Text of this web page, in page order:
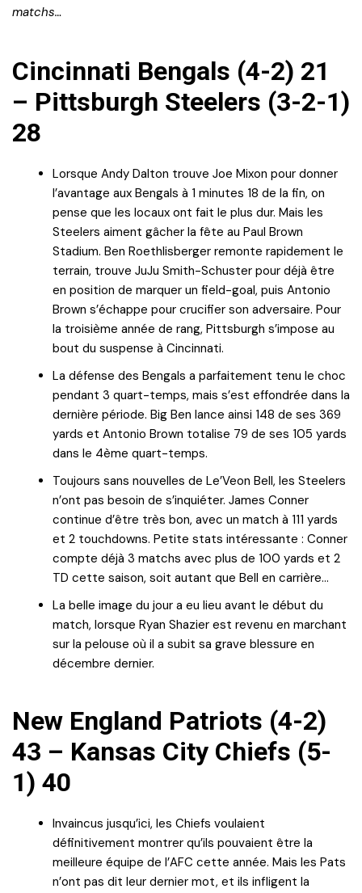
matchs…
Cincinnati Bengals (4-2) 21
– Pittsburgh Steelers (3-2-1)
28
Lorsque Andy Dalton trouve Joe Mixon pour donner
l’avantage aux Bengals à 1 minutes 18 de la fin, on
pense que les locaux ont fait le plus dur. Mais les
Steelers aiment gâcher la fête au Paul Brown
Stadium. Ben Roethlisberger remonte rapidement le
terrain, trouve JuJu Smith-Schuster pour déjà être
en position de marquer un field-goal, puis Antonio
Brown s’échappe pour crucifier son adversaire. Pour
la troisième année de rang, Pittsburgh s’impose au
bout du suspense à Cincinnati.
La défense des Bengals a parfaitement tenu le choc
pendant 3 quart-temps, mais s’est effondrée dans la
dernière période. Big Ben lance ainsi 148 de ses 369
yards et Antonio Brown totalise 79 de ses 105 yards
dans le 4ème quart-temps.
Toujours sans nouvelles de Le’Veon Bell, les Steelers
n’ont pas besoin de s’inquiéter. James Conner
continue d’être très bon, avec un match à 111 yards
et 2 touchdowns. Petite stats intéressante : Conner
compte déjà 3 matchs avec plus de 100 yards et 2
TD cette saison, soit autant que Bell en carrière…
La belle image du jour a eu lieu avant le début du
match, lorsque Ryan Shazier est revenu en marchant
sur la pelouse où il a subit sa grave blessure en
décembre dernier.
New England Patriots (4-2)
43 – Kansas City Chiefs (5-
1) 40
Invaincus jusqu’ici, les Chiefs voulaient
définitivement montrer qu’ils pouvaient être la
meilleure équipe de l’AFC cette année. Mais les Pats
n’ont pas dit leur dernier mot, et ils infligent la